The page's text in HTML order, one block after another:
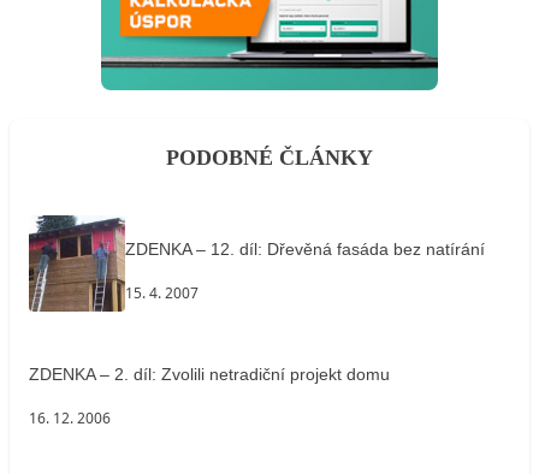
PODOBNÉ ČLÁNKY
ZDENKA – 12. díl: Dřevěná fasáda bez natírání
15. 4. 2007
ZDENKA – 2. díl: Zvolili netradiční projekt domu
16. 12. 2006